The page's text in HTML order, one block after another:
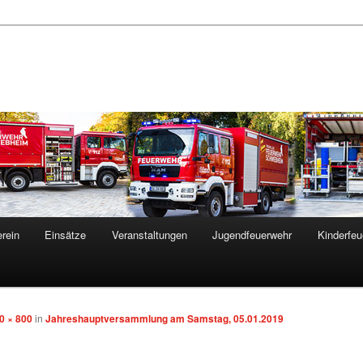
Einsätze Veranstaltungen Jugendfeuerwehr
× 800in Jahreshauptversammlung am Samstag, 05.01.2019